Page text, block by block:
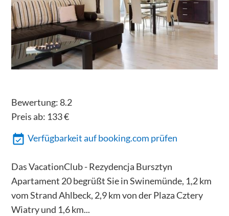
Bewertung: 8.2
Preis ab: 133€
Verfügbarkeit auf booking.com prüfen
Das VacationClub - Rezydencja Bursztyn
Apartament 20 begrüßt Sie in Swinemünde, 1,2 km
vom Strand Ahlbeck, 2,9 km von der Plaza Cztery
Wiatry und 1,6 km...